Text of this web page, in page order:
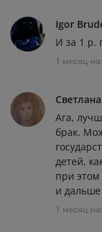
Igor
И за 1 р.
1 месяц
Ага,
брак.
детей,
при этом
и
1 месяц